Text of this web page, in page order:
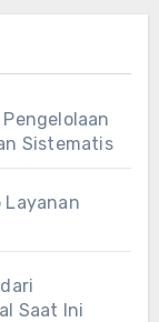
Sistematis
Layanan
Saat Ini